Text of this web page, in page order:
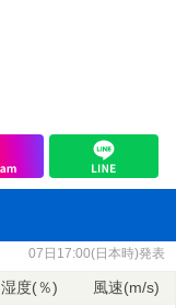
07日17:00(日本時)発表
湿度(％) 風速(m/s)